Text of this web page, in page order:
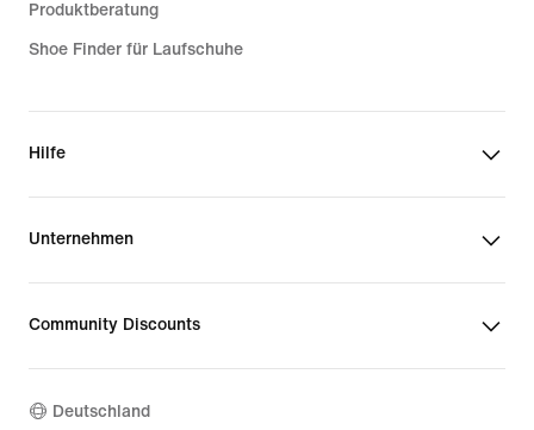
Produktberatung
Shoe Finder für Laufschuhe
Hilfe
Unternehmen
Community Discounts
Deutschland